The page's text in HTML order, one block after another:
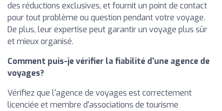
des réductions exclusives, et fournit un point de contact
pour tout problème ou question pendant votre voyage.
De plus, leur expertise peut garantir un voyage plus sûr
et mieux organisé.
Comment puis-je vérifier la fiabilité d'une agence de
voyages?
Vérifiez que l'agence de voyages est correctement
licenciée et membre d'associations de tourisme